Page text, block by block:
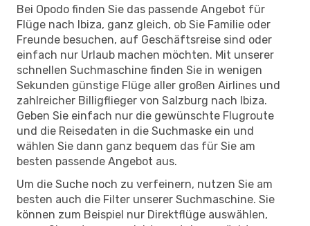
Bei Opodo finden Sie das passende Angebot für
Flüge nach Ibiza, ganz gleich, ob Sie Familie oder
Freunde besuchen, auf Geschäftsreise sind oder
einfach nur Urlaub machen möchten. Mit unserer
schnellen Suchmaschine finden Sie in wenigen
Sekunden günstige Flüge aller großen Airlines und
zahlreicher Billigflieger von Salzburg nach Ibiza.
Geben Sie einfach nur die gewünschte Flugroute
und die Reisedaten in die Suchmaske ein und
wählen Sie dann ganz bequem das für Sie am
besten passende Angebot aus.
Um die Suche noch zu verfeinern, nutzen Sie am
besten auch die Filter unserer Suchmaschine. Sie
können zum Beispiel nur Direktflüge auswählen,